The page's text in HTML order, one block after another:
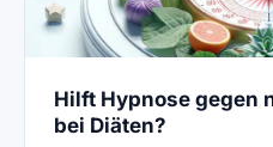
Hilft Hypnose gegen
bei Diäten?